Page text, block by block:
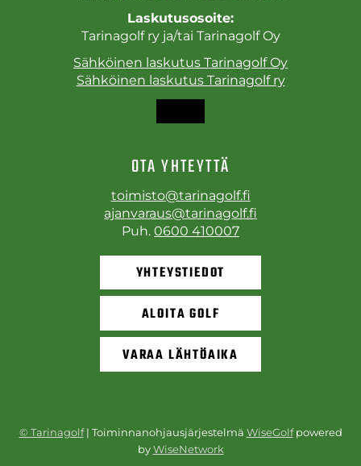
Laskutusosoite:
Tarinagolf ry ja/tai Tarinagolf Oy
Sähköinen laskutus Tarinagolf Oy
Sähköinen laskutus Tarinagolf ry
OTA YHTEYTTÄ
toimisto@tarinagolf.fi
ajanvaraus@tarinagolf.fi
Puh. 0600 410007
YHTEYSTIEDOT
ALOITA GOLF
VARAA LÄHTÖAIKA
© Tarinagolf| Toiminnanohjausjärjestelmä WiseGolfpowered
byWiseNetwork